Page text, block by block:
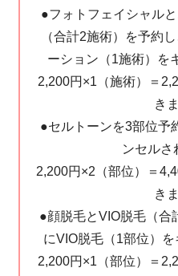
●フォトフェイシャル
（合計2施術）を予約
ーション（1施術）を
2,200円×1（施術）＝
き
●セルトーンを3部位予
ンセルさ
2,200円×2（部位）＝
き
●顔脱毛とVIO脱毛（合
にVIO脱毛（1部位）を
2,200円×1（部位）＝